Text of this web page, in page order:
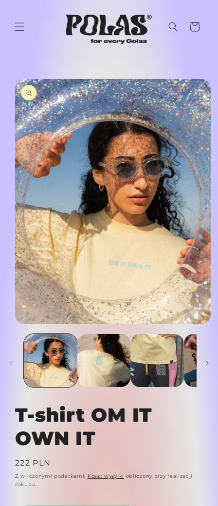
Koszyk
przejść do
informacji
produkcie
multimedia
oknie
modalnym
T-shirt OM IT
OWN IT
Cena
regularna
222 PLN
Z wliczonymi podatkami. Koszt wysyłki obliczony przy realizacji
zakupu.